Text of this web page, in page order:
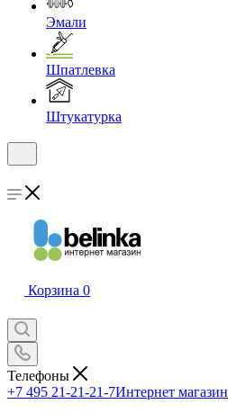
Эмали
Шпатлевка
Штукатурка
Корзина 0
Телефоны
+7 495 21-21-21-7Интернет магазин